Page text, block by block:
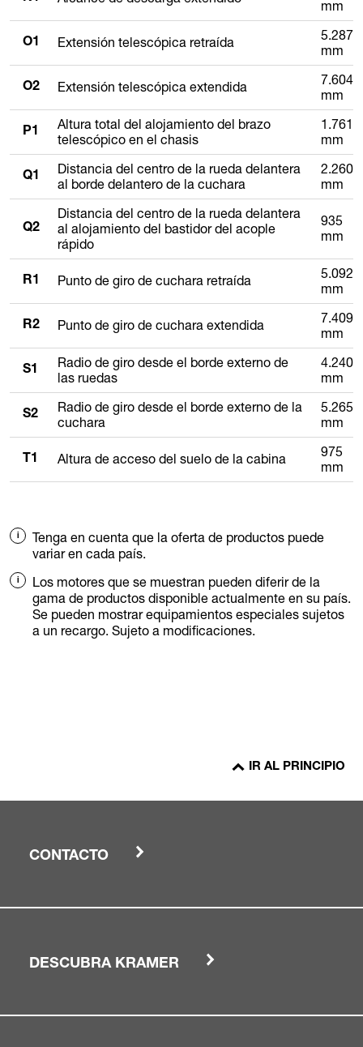
mm
O1 Extensión telescópica retraída
5.287
mm
O2 Extensión telescópica extendida
7.604
mm
P1
Altura total del alojamiento del brazo
telescópico en el chasis
1.761
mm
Q1
Distancia del centro de la rueda delantera
al borde delantero de la cuchara
2.260
mm
Q2
Distancia del centro de la rueda delantera
al alojamiento del bastidor del acople
rápido
935
mm
R1 Punto de giro de cuchara retraída
5.092
mm
R2 Punto de giro de cuchara extendida
7.409
mm
S1
Radio de giro desde el borde externo de
las ruedas
4.240
mm
S2
Radio de giro desde el borde externo de la
cuchara
5.265
mm
T1 Altura de acceso del suelo de la cabina
975
mm
Tenga en cuenta que la oferta de productos puede
variar en cada país.
Los motores que se muestran pueden diferir de la
gama de productos disponible actualmente en su país.
Se pueden mostrar equipamientos especiales sujetos
a un recargo. Sujeto a modificaciones.
IR AL PRINCIPIO
CONTACTO
DESCUBRA KRAMER